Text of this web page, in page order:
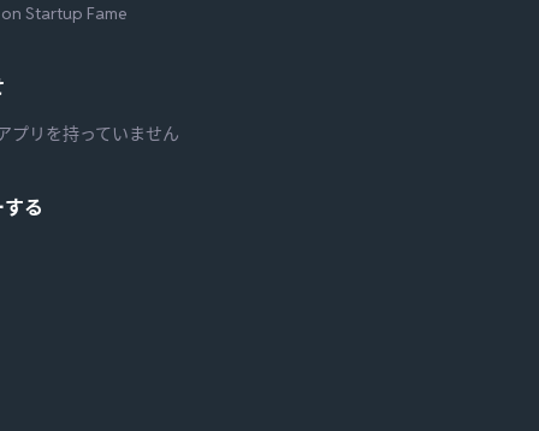
Startup Fame
プリを持っていません
る